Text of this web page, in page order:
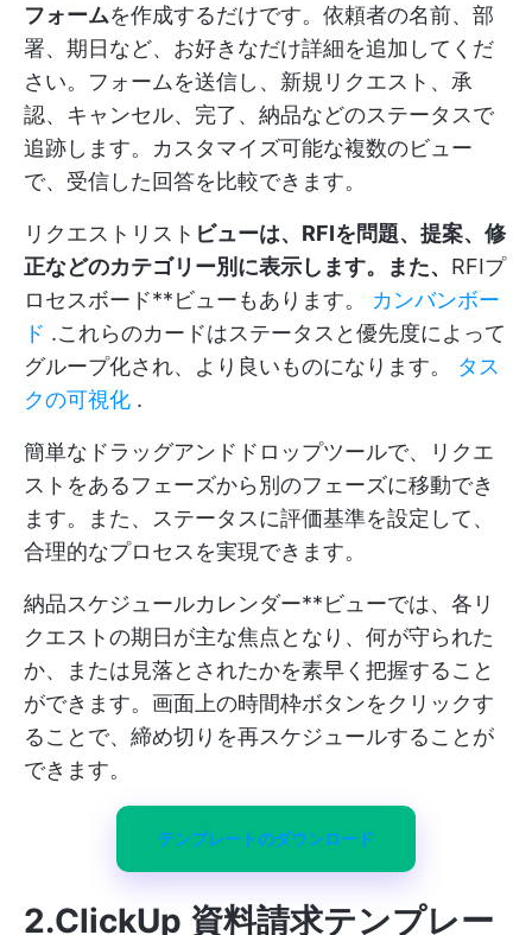
フォームを作成するだけです。依頼者の名前、部
署、期日など、お好きなだけ詳細を追加してくだ
さい。フォームを送信し、新規リクエスト、承
認、キャンセル、完了、納品などのステータスで
追跡します。カスタマイズ可能な複数のビュー
で、受信した回答を比較できます。
リクエストリスト ビューは、RFIを問題、提案、修
正などのカテゴリー別に表示します。また、 RFIプ
ロセスボード**ビューもあります。 カンバンボー
ド .これらのカードはステータスと優先度によって
グループ化され、より良いものになります。 タス
クの可視化 .
簡単なドラッグアンドドロップツールで、リクエ
ストをあるフェーズから別のフェーズに移動でき
ます。また、ステータスに評価基準を設定して、
合理的なプロセスを実現できます。
納品スケジュールカレンダー**ビューでは、各リ
クエストの期日が主な焦点となり、何が守られた
か、または見落とされたかを素早く把握すること
ができます。画面上の時間枠ボタンをクリックす
ることで、締め切りを再スケジュールすることが
できます。
テンプレートのダウンロード
2.ClickUp 資料請求テンプレー